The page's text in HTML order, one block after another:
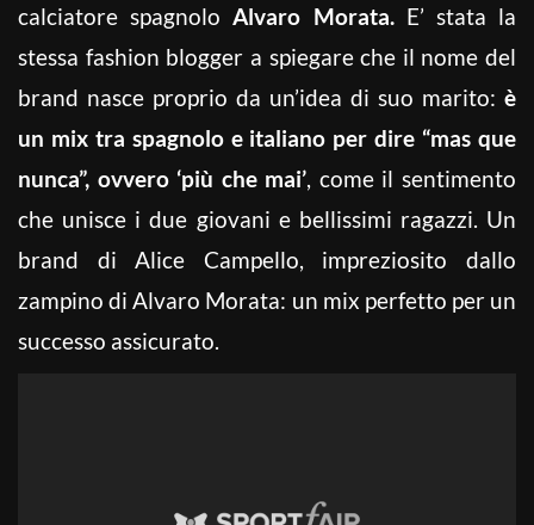
calciatore spagnoloAlvaro Morata.E’ stata la
stessa fashion blogger a spiegare che il nome del
brand nasce proprio da un’idea di suo marito: è
un mix tra spagnolo e italiano per dire “mas que
nunca”, ovvero ‘più che mai’, come il sentimento
che unisce i due giovani e bellissimi ragazzi. Un
brand di Alice Campello, impreziosito dallo
zampino di Alvaro Morata: un mix perfetto per un
successo assicurato.